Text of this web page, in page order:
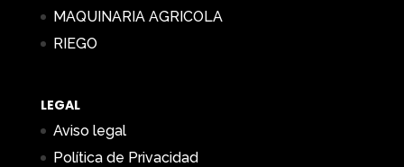
MAQUINARIA AGRICOLA
RIEGO
LEGAL
Aviso legal
Política de Privacidad